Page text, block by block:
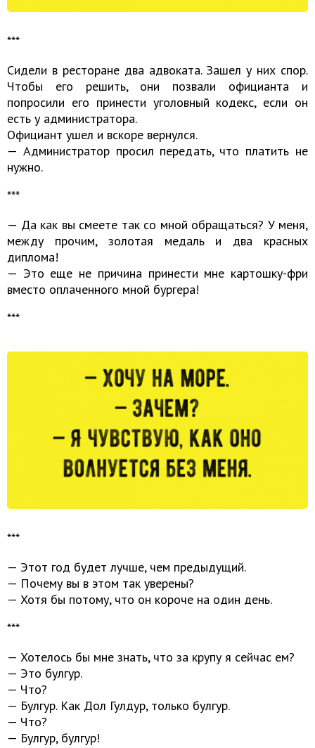
***
Сидели в ресторане два адвоката. Зашел у них спор.
Чтобы его решить, они позвали официанта и
попросили его принести уголовный кодекс, если он
есть у администратора.
Официант ушел и вскоре вернулся.
— Администратор просил передать, что платить не
нужно.
***
— Да как вы смеете так со мной обращаться? У меня,
между прочим, золотая медаль и два красных
диплома!
— Это еще не причина принести мне картошку-фри
вместо оплаченного мной бургера!
***
***
— Этот год будет лучше, чем предыдущий.
— Почему вы в этом так уверены?
— Хотя бы потому, что он короче на один день.
***
— Хотелось бы мне знать, что за крупу я сейчас ем?
— Это булгур.
— Что?
— Булгур. Как Дол Гулдур, только булгур.
— Что?
— Булгур, булгур!